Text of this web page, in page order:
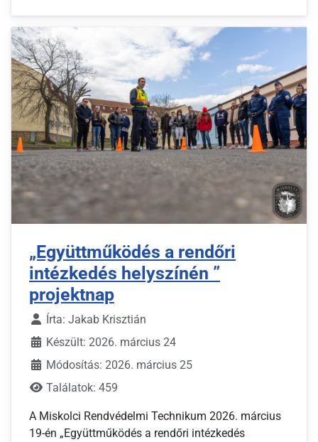
„Együttműködés a rendőri
intézkedés helyszínén ”
projektnap
Írta: Jakab Krisztián
Készült: 2026. március 24
Módosítás: 2026. március 25
Találatok: 459
A Miskolci Rendvédelmi Technikum 2026. március
19-én „Együttműködés a rendőri intézkedés